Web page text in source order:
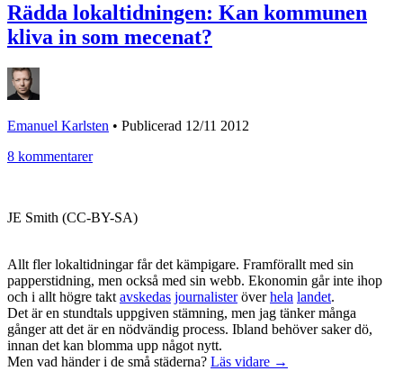
Rädda lokaltidningen: Kan kommunen
kliva in som mecenat?
Emanuel Karlsten • Publicerad 12/11 2012
8 kommentarer
JE Smith (CC-BY-SA)
Allt fler lokaltidningar får det kämpigare. Framförallt med sin
papperstidning, men också med sin webb. Ekonomin går inte ihop
och i allt högre takt avskedas journalisteröverhela landet.
Det är en stundtals uppgiven stämning, men jag tänker många
gånger att det är en nödvändig process. Ibland behöver saker dö,
innan det kan blomma upp något nytt.
Men vad händer i de små städerna? Läs vidare →